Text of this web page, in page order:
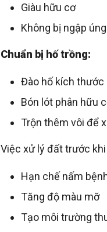
Giàu hữu cơ
Không bị ngập úng
Chuẩn bị hố trồng:
Đào hố kích
Bón lót phân hữu
Trộn thêm vôi để
Việc xử lý đất trước
Hạn chế nấm
Tăng độ màu mỡ
Tạo môi trường